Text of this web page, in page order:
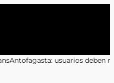
deben reclamar a sus